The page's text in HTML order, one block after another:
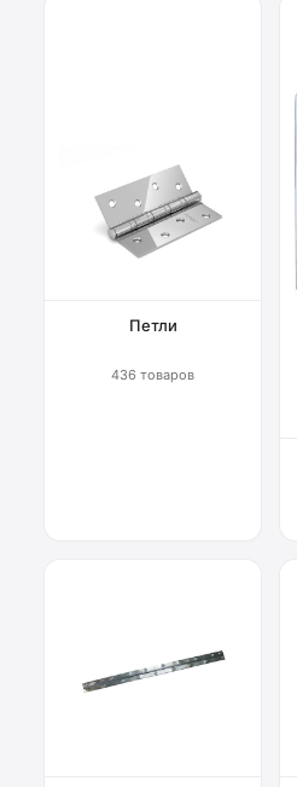
Петли
436 товаров